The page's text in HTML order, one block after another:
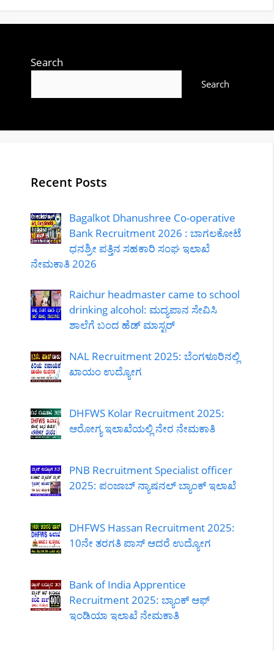
Search
Search
Recent Posts
Bagalkot Dhanushree Co-operative
Bank Recruitment 2026 : ಬಾಗಲಕೋಟೆ
ಧನಶ್ರೀ ಪತ್ತಿನ ಸಹಕಾರಿ ಸಂಘ ಇಲಾಖೆ
ನೇಮಕಾತಿ 2026
Raichur headmaster came to school
drinking alcohol: ಮದ್ಯಪಾನ ಸೇವಿಸಿ
ಶಾಲೆಗೆ ಬಂದ ಹೆಡ್ ಮಾಸ್ಟರ್
NAL Recruitment 2025: ಬೆಂಗಳೂರಿನಲ್ಲಿ
ಖಾಯಂ ಉದ್ಯೋಗ
DHFWS Kolar Recruitment 2025:
ಆರೋಗ್ಯ ಇಲಾಖೆಯಲ್ಲಿ ನೇರ ನೇಮಕಾತಿ
PNB Recruitment Specialist officer
2025: ಪಂಜಾಬ್ ನ್ಯಾಷನಲ್ ಬ್ಯಾಂಕ್ ಇಲಾಖೆ
DHFWS Hassan Recruitment 2025:
10ನೇ ತರಗತಿ ಪಾಸ್ ಆದರೆ ಉದ್ಯೋಗ
Bank of India Apprentice
Recruitment 2025: ಬ್ಯಾಂಕ್ ಆಫ್
ಇಂಡಿಯಾ ಇಲಾಖೆ ನೇಮಕಾತಿ